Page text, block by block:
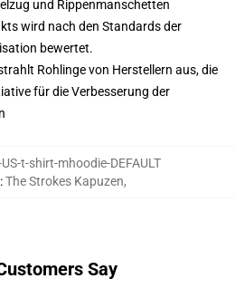
und Rippenmanschetten
wird nach den Standards der
bewertet.
Rohlinge von Herstellern aus, die
für die Verbesserung der
t-shirt-mhoodie-DEFAULT
:The Strokes Kapuzen,
Say